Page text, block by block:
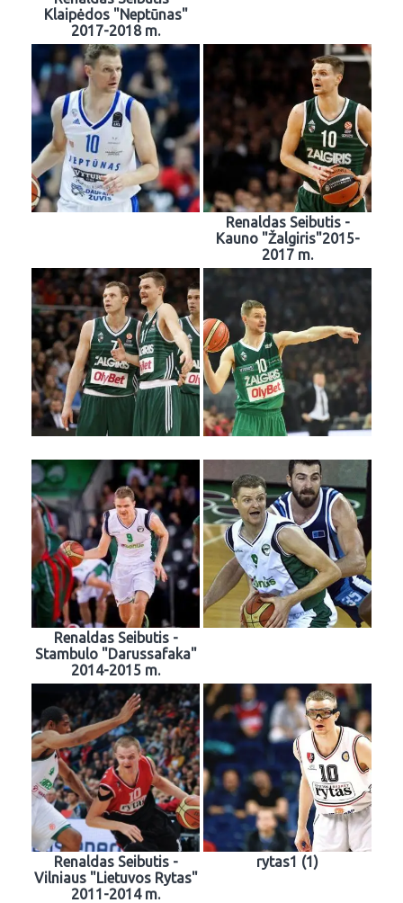
Klaipėdos "Neptūnas"
2017-2018 m.
Renaldas Seibutis -
Kauno "Žalgiris"2015-
2017 m.
Renaldas Seibutis -
Stambulo "Darussafaka"
2014-2015 m.
Renaldas Seibutis -
Vilniaus "Lietuvos Rytas"
2011-2014 m.
rytas1 (1)